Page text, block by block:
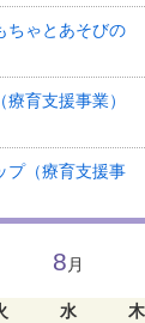
ちゃとあそびの
育支援事業）
プ（療育支援事
8 月
水 木